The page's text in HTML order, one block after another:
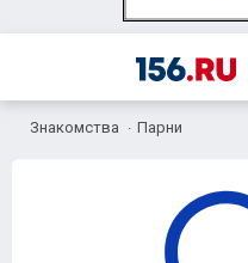
Знакомства Парни